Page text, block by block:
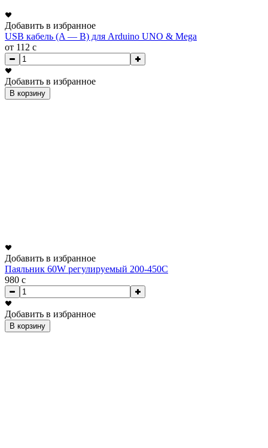
Добавить в избранное
USB кабель (A — B) для Arduino UNO & Mega
от 112 c
Добавить в избранное
В корзину
Добавить в избранное
Паяльник 60W регулируемый 200-450С
980 c
Добавить в избранное
В корзину